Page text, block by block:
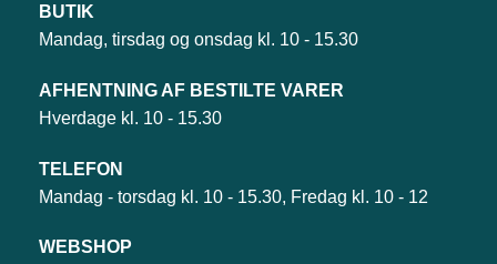
BUTIK
Mandag, tirsdag og onsdag kl. 10 - 15.30
AFHENTNING AF BESTILTE VARER
Hverdage kl. 10 - 15.30
TELEFON
Mandag - torsdag kl. 10 - 15.30, Fredag kl. 10 - 12
WEBSHOP